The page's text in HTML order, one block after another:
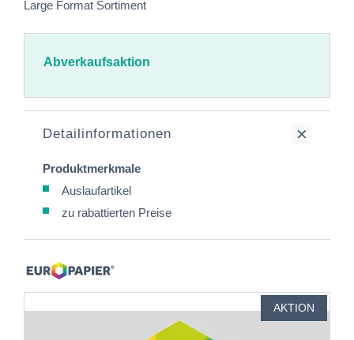
Large Format Sortiment
Abverkaufsaktion
Detailinformationen
Produktmerkmale
Auslaufartikel
zu rabattierten Preise
AKTION